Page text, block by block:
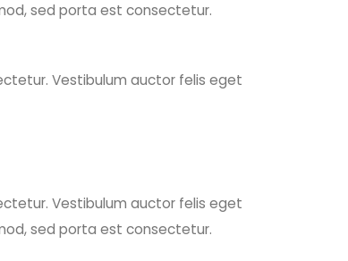
sed porta est consectetur.
Vestibulum auctor felis eget
Vestibulum auctor felis eget
sed porta est consectetur.